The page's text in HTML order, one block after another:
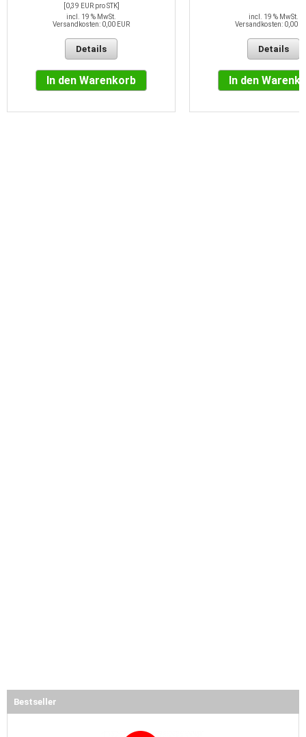
[0,39 EUR pro STK]
incl. 19 % MwSt.
Versandkosten: 0,00 EUR
Details
In den Warenkorb
incl. 19 % MwSt.
Versandkosten: 0,00
Details
In den
Bestseller